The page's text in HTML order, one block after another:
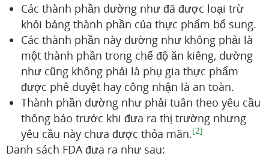
Các thành phần dường như đã được loại trừ
khỏi bảng thành phần của thực phẩm bổ sung.
Các thành phần này dường như không phải là
một thành phần trong chế độ ăn kiêng, dường
như cũng không phải là phụ gia thực phẩm
được phê duyệt hay công nhận là an toàn.
Thành phần dường như phải tuân theo yêu cầu
thông báo trước khi đưa ra thị trường nhưng
yêu cầu này chưa được thỏa mãn.[2]
Danh sách FDA đưa ra như sau: